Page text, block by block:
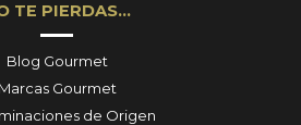
TE PIERDAS…
Blog Gourmet
Marcas Gourmet
de Origen